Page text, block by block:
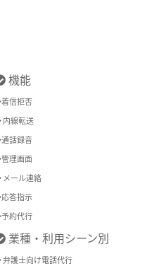
機能
着信拒否
内線転送
通話録音
管理画面
メール連絡
応答指示
予約代行
業種・利用シーン別
弁護士向け電話代行